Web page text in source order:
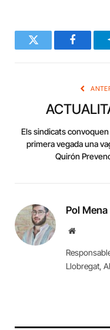
Twitter
Els sindicats
primera vegada una
Quirón
Pol Mena
Website
Llobregat,